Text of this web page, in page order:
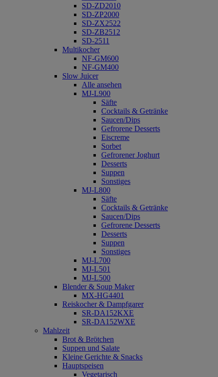
SD-ZD2010
SD-ZP2000
SD-ZX2522
SD-ZB2512
SD-2511
Multikocher
NF-GM600
NF-GM400
Slow Juicer
Alle ansehen
MJ-L900
Säfte
Cocktails & Getränke
Saucen/Dips
Gefrorene Desserts
Eiscreme
Sorbet
Gefrorener Joghurt
Desserts
Suppen
Sonstiges
MJ-L800
Säfte
Cocktails & Getränke
Saucen/Dips
Gefrorene Desserts
Desserts
Suppen
Sonstiges
MJ-L700
MJ-L501
MJ-L500
Blender & Soup Maker
MX-HG4401
Reiskocher & Dampfgarer
SR-DA152KXE
SR-DA152WXE
Mahlzeit
Brot & Brötchen
Suppen und Salate
Kleine Gerichte & Snacks
Hauptspeisen
Vegetarisch